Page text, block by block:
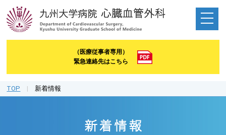
（医療従事者専用）
緊急連絡先はこちら
TOP | 新着情報